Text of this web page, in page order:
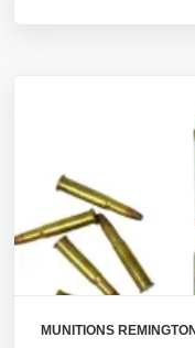
MUNITIONS